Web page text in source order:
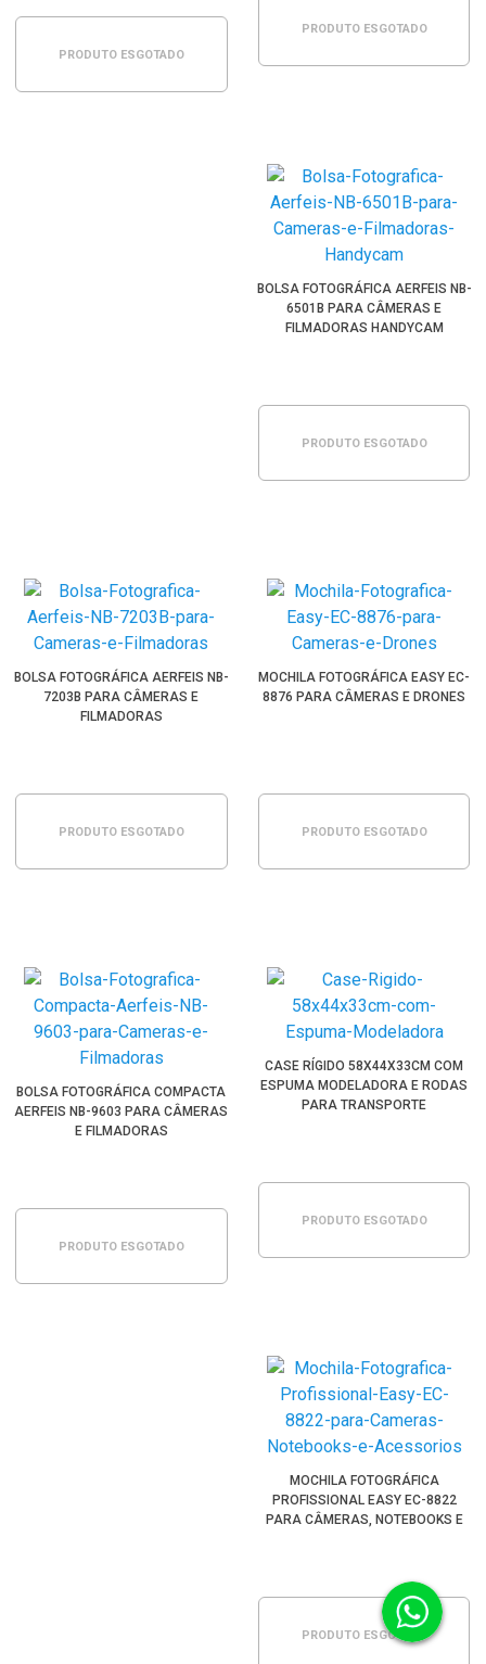
PRODUTO ESGOTADO
PRODUTO ESGOTADO
BOLSA FOTOGRÁFICA AERFEIS NB-
6501B PARA CÂMERAS E
FILMADORAS HANDYCAM
PRODUTO ESGOTADO
BOLSA FOTOGRÁFICA AERFEIS NB-
7203B PARA CÂMERAS E
FILMADORAS
PRODUTO ESGOTADO
MOCHILA FOTOGRÁFICA EASY EC-
8876 PARA CÂMERAS E DRONES
PRODUTO ESGOTADO
BOLSA FOTOGRÁFICA COMPACTA
AERFEIS NB-9603 PARA CÂMERAS
E FILMADORAS
PRODUTO ESGOTADO
CASE RÍGIDO 58X44X33CM COM
ESPUMA MODELADORA E RODAS
PARA TRANSPORTE
PRODUTO ESGOTADO
MOCHILA FOTOGRÁFICA
PROFISSIONAL EASY EC-8822
PARA CÂMERAS, NOTEBOOKS E
PRODUTO ESGOTADO